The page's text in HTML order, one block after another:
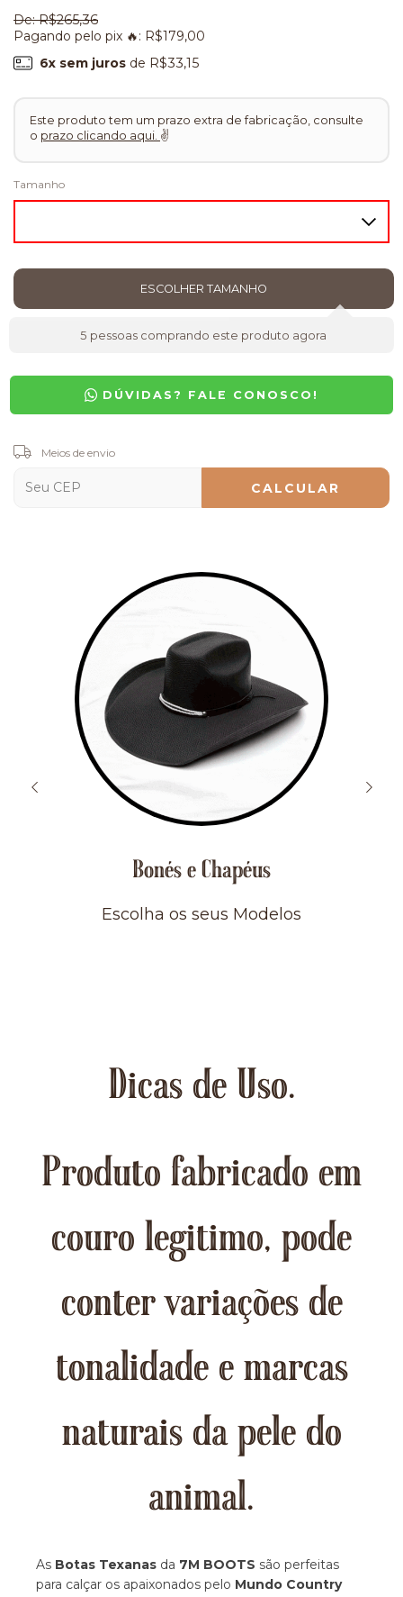
De:R$265,36
Pagando pelo pix 🔥: R$179,00
6x sem jurosde R$33,15
Este produto tem um prazo extra de fabricação, consulte
o prazo clicando aqui. ✌
Tamanho
5 pessoas comprando este produto agora
DÚVIDAS? FALE CONOSCO!
Entregas para o CEP:
Meios de envio
CALCULAR
Bonés e Chapéus
Escolha os seus Modelos
Dicas de Uso.
Produto fabricado em
couro legitimo, pode
conter variações de
tonalidade e marcas
naturais da pele do
animal.
As Botas Texanas da 7M BOOTS são perfeitas
para calçar os apaixonados pelo Mundo Country